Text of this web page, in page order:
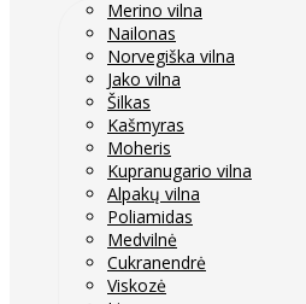
Merino vilna
Nailonas
Norvegiška vilna
Jako vilna
Šilkas
Kašmyras
Moheris
Kupranugario vilna
Alpakų vilna
Poliamidas
Medvilnė
Cukranendrė
Viskozė